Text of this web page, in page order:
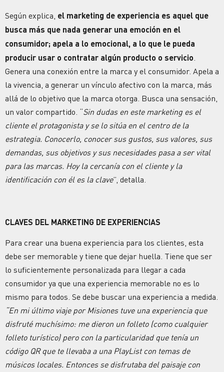
Según explica, el marketing de experiencia es aquel que
busca más que nada generar una emoción en el
consumidor; apela a lo emocional, a lo que le pueda
producir usar o contratar algún producto o servicio
Genera una conexión entre la marca y el consumidor. Apela a
la vivencia, a generar un vínculo afectivo con la marca, más
allá de lo objetivo que la marca otorga. Busca una sensación,
un valor compartido. “Sin dudas en este marketing es el
cliente el protagonista y se lo sitúa en el centro de la
estrategia. Conocerlo, conocer sus gustos, sus valores, sus
demandas, sus objetivos y sus necesidades pasa a ser vital
para las marcas. Hoy la cercanía con el cliente y la
identificación con él es la clave”, detalla.
CLAVES DEL MARKETING DE EXPERIENCIAS
Para crear una buena experiencia para los clientes, esta
debe ser memorable y tiene que dejar huella. Tiene que ser
lo suficientemente personalizada para llegar a cada
consumidor ya que una experiencia memorable no es lo
mismo para todos. Se debe buscar una experiencia a medida.
“En mi último viaje por Misiones tuve una experiencia que
disfruté muchísimo: me dieron un folleto (como cualquier
folleto turístico) pero con la particularidad que tenía un
código QR que te llevaba a una PlayList con temas de
músicos locales. Entonces se disfrutaba del paisaje con